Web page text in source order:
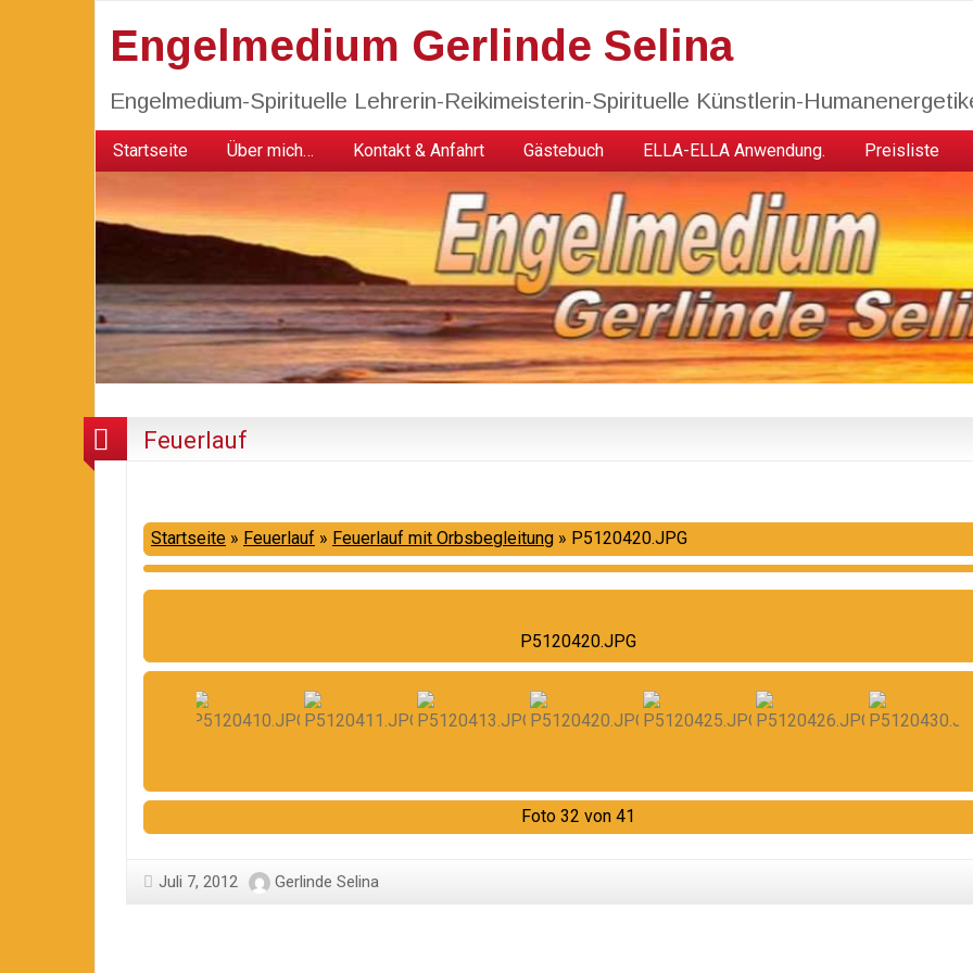
Engelmedium Gerlinde Selina
Engelmedium-Spirituelle Lehrerin-Reikimeisterin-Spirituelle Künstlerin-
Startseite Über mich… Kontakt & Anfahrt Gästebuch ELLA-ELLA Anwendung. Preisliste
Feuerlauf
Startseite » Feuerlauf » Feuerlauf mit Orbsbegleitung » P5120420.JPG
P5120420.JPG
Foto 32 von 41
Juli 7, 2012 Gerlinde Selina